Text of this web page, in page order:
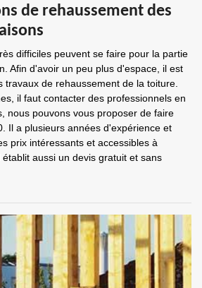
de rehaussement des
difficiles peuvent se faire pour la partie
Afin d'avoir un peu plus d'espace, il est
travaux de rehaussement de la toiture.
il faut contacter des professionnels en
nous pouvons vous proposer de faire
Il a plusieurs années d'expérience et
prix intéressants et accessibles à
aussi un devis gratuit et sans